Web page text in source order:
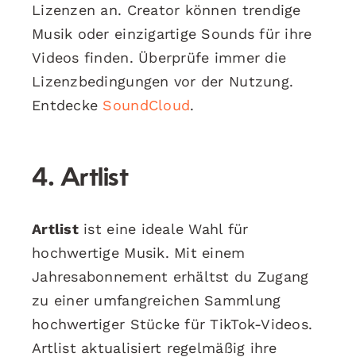
Lizenzen an. Creator können trendige
Musik oder einzigartige Sounds für ihre
Videos finden. Überprüfe immer die
Lizenzbedingungen vor der Nutzung.
Entdecke SoundCloud.
4. Artlist
Artlistist eine ideale Wahl für
hochwertige Musik. Mit einem
Jahresabonnement erhältst du Zugang
zu einer umfangreichen Sammlung
hochwertiger Stücke für TikTok-Videos.
Artlist aktualisiert regelmäßig ihre